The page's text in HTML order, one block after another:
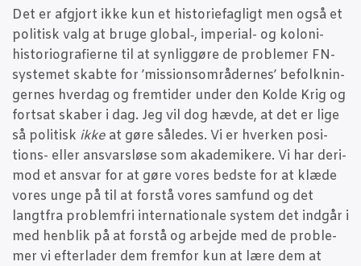
Det er afgjort ikke kun et histo­ri­e­fag­ligt men også et
poli­tisk valg at bru­ge global‑, impe­ri­al- og kolo­ni-
histo­ri­o­gra­fi­er­ne til at syn­lig­gø­re de pro­ble­mer FN-
syste­met skab­te for ’mis­sions­om­rå­der­nes’ befolk­nin­
ger­nes hver­dag og frem­ti­der under den Kol­de Krig og
fort­sat ska­ber i dag. Jeg vil dog hæv­de, at det er lige
så poli­tisk ikke at gøre såle­des. Vi er hver­ken posi­
tions- eller ansvars­lø­se som aka­de­mi­ke­re. Vi har der­i­
mod et ansvar for at gøre vores bed­ste for at klæ­de
vores unge på til at for­stå vores sam­fund og det
langt­fra pro­blem­fri inter­na­tio­na­le system det ind­går i
med hen­blik på at for­stå og arbej­de med de pro­ble­
mer vi efter­la­der dem frem­for kun at lære dem at